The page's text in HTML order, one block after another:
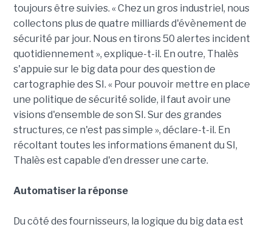
toujours être suivies. « Chez un gros industriel, nous
collectons plus de quatre milliards d'évènement de
sécurité par jour. Nous en tirons 50 alertes incident
quotidiennement », explique-t-il. En outre, Thalès
s'appuie sur le big data pour des question de
cartographie des SI. « Pour pouvoir mettre en place
une politique de sécurité solide, il faut avoir une
visions d'ensemble de son SI. Sur des grandes
structures, ce n'est pas simple », déclare-t-il. En
récoltant toutes les informations émanent du SI,
Thalès est capable d'en dresser une carte.
Automatiser la réponse
Du côté des fournisseurs, la logique du big data est